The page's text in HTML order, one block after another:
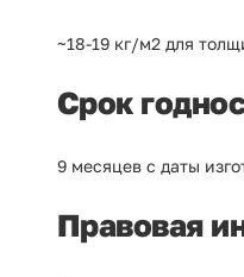
~18-19 кг/м2 для
Срок
9 месяцев с даты
Правовая